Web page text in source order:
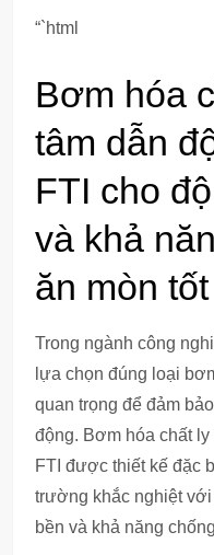
“`html
Bơm hóa
tâm dẫn
FTI cho
và khả
ăn mòn tốt
Trong ngành công
lựa chọn đúng loại
quan trọng để đảm
động. Bơm hóa chất
FTI được thiết kế đặc
trường khắc nghiệt
bền và khả năng